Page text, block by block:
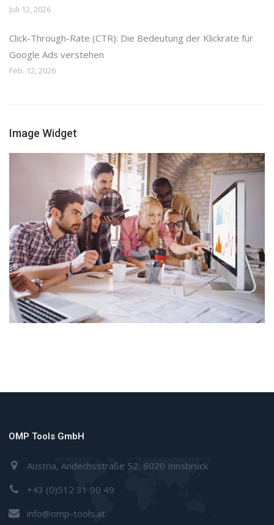
Juli 12, 2026
Click-Through-Rate (CTR): Die Bedeutung der Klickrate für
Google Ads verstehen
Feb. 12, 2026
Image Widget
OMP Tools GmbH
Austria, Andechsstraße 52, 6020 Innsbruck
+43 (0)512 31 90 49
info@omp-tools.at